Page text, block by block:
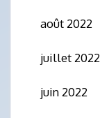
août 2022
juillet 2022
juin 2022